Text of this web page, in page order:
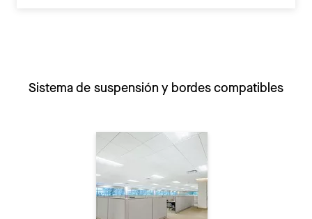
Sistema de suspensión y bordes compatibles